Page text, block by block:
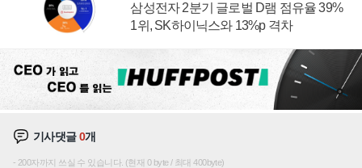
삼성전자 2분기 글로벌 D램 점유율 39%
1위, SK하이닉스와 13%p 격차
기사댓글0개
200자까지 쓰실 수 있습니다. (현재 0 byte / 최대 400byte)